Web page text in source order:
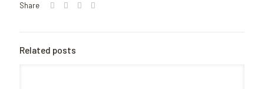
Share
Related posts